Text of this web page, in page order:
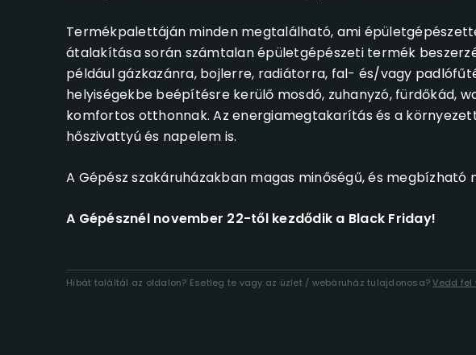
Termékpalettáján minden megtalálható, ami
átalakítása során számtalan épületgépészeti termék
például gázkazánra, bojlerre, radiátorra, fal- és/vagy
helyiségekbe beépítésre kerülő mosdó, zuhanyzó, fürdőkád,
komfortos otthonnak. Az energiamegtakarítás és a
hőszivattyú és napelem is.
A Gépész szakáruházakban magas minőségű, és
A Gépésznél november 22-től kezdődik a Black Friday!
Hibát találtál az oldalon? Esetleg te vagy az üzlet / webáruház tulajdonosa?Vedd fel